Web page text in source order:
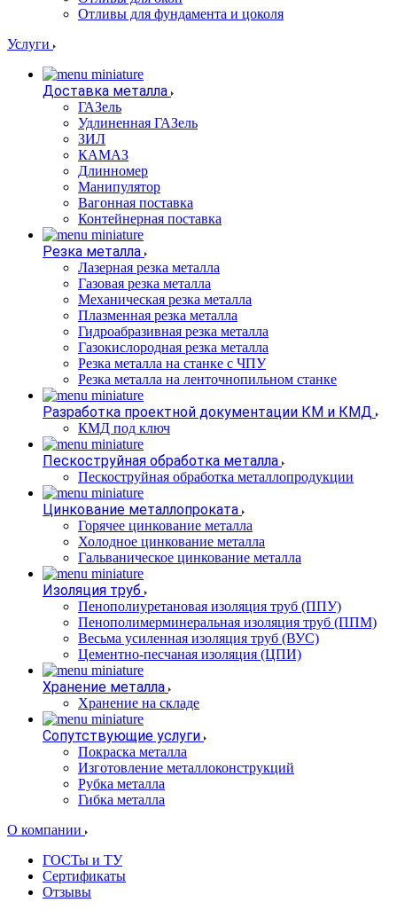
Отливы для фундамента и цоколя
Услуги
Доставка металла
ГАЗель
Удлиненная ГАЗель
ЗИЛ
КАМАЗ
Длинномер
Манипулятор
Вагонная поставка
Контейнерная поставка
Резка металла
Лазерная резка металла
Газовая резка металла
Механическая резка металла
Плазменная резка металла
Гидроабразивная резка металла
Газокислородная резка металла
Резка металла на станке с ЧПУ
Резка металла на ленточнопильном станке
Разработка проектной документации КМ и КМД
КМД под ключ
Пескоструйная обработка металла
Пескоструйная обработка металлопродукции
Цинкование металлопроката
Горячее цинкование металла
Холодное цинкование металла
Гальваническое цинкование металла
Изоляция труб
Пенополиуретановая изоляция труб (ППУ)
Пенополимерминеральная изоляция труб (ППМ)
Весьма усиленная изоляция труб (ВУС)
Цементно-песчаная изоляция (ЦПИ)
Хранение металла
Хранение на складе
Сопутствующие услуги
Покраска металла
Изготовление металлоконструкций
Рубка металла
Гибка металла
О компании
ГОСТы и ТУ
Сертификаты
Отзывы